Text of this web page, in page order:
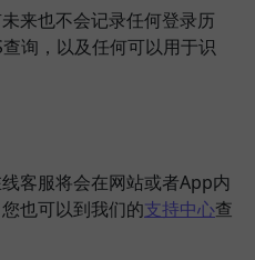
来也不会记录任何登录历
询，以及任何可以用于识
客服将会在网站或者App内
也可以到我们的支持中心查